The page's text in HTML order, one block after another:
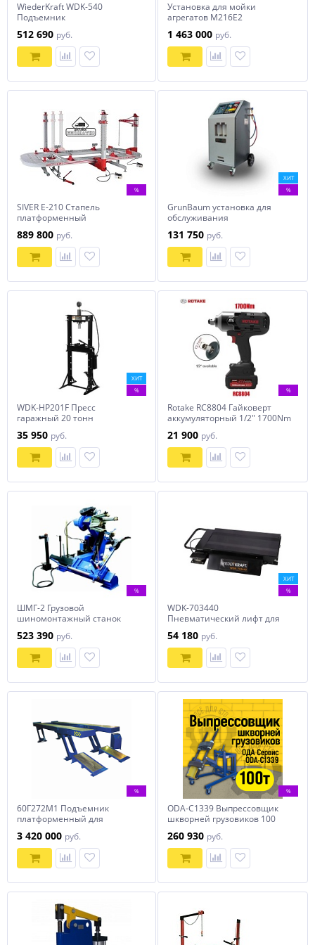
WiederKraft WDK-540
Подъемник
развала-схождения г/п 4
тонны
512 690 руб.
Установка для мойки
агрегатов М216Е2
1 463 000 руб.
%
SIVER Е-210 Стапель
платформенный
889 800 руб.
ХИТ
%
GrunBaum установка для
обслуживания
131 750 руб.
ХИТ
%
WDK-HP201F Пресс
гаражный 20 тонн
35 950 руб.
%
Rotake RC8804 Гайковерт
аккумуляторный 1/2" 1700Nm
21 900 руб.
%
ШМГ-2 Грузовой
шиномонтажный станок
523 390 руб.
ХИТ
%
WDK-703440
Пневматический лифт для
WiederKraft
54 180 руб.
%
60Г272М1 Подъемник
платформенный для
тонн
3 420 000 руб.
%
ODA-C1339 Выпрессовщик
шкворней грузовиков 100
260 930 руб.